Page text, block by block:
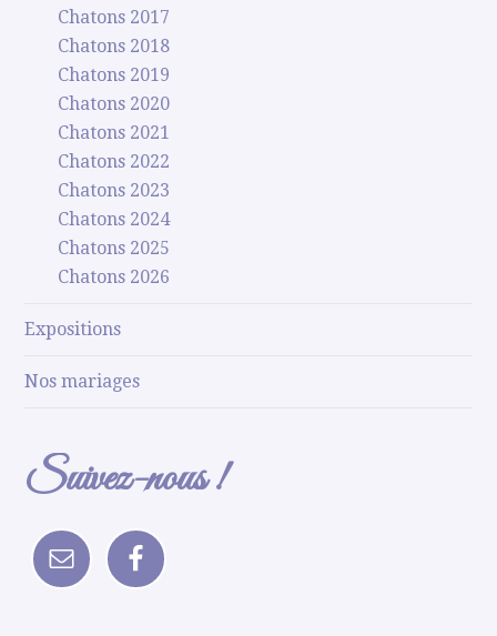
Chatons 2017
Chatons 2018
Chatons 2019
Chatons 2020
Chatons 2021
Chatons 2022
Chatons 2023
Chatons 2024
Chatons 2025
Chatons 2026
Expositions
Nos mariages
Suivez-nous !